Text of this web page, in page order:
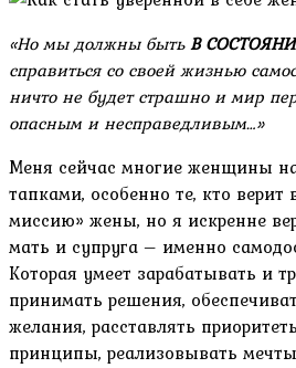
«Но мы должны бытьВ
справиться со своей жизнью
ничто не будет страшно и мир
опасным и несправедливым…»
Меня сейчас многие женщины
тапками, особенно те, кто
миссию» жены, но я искренне
мать и супруга – именно
Которая умеет зарабатывать и
принимать решения,
желания, расставлять
принципы, реализовывать